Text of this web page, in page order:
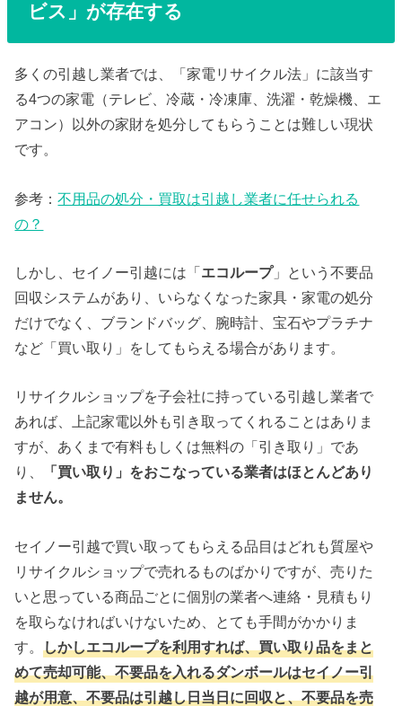
ビス」が存在する
多くの引越し業者では、「家電リサイクル法」に該当す
る4つの家電（テレビ、冷蔵・冷凍庫、洗濯・乾燥機、エ
アコン）以外の家財を処分してもらうことは難しい現状
です。
参考：不用品の処分・買取は引越し業者に任せられる
の？
しかし、セイノー引越には「エコループ」という不要品
回収システムがあり、いらなくなった家具・家電の処分
だけでなく、ブランドバッグ、腕時計、宝石やプラチナ
など「買い取り」をしてもらえる場合があります。
リサイクルショップを子会社に持っている引越し業者で
あれば、上記家電以外も引き取ってくれることはありま
すが、あくまで有料もしくは無料の「引き取り」であ
り、
「買い取り」をおこなっている業者はほとんどあり
ません。
セイノー引越で買い取ってもらえる品目はどれも質屋や
リサイクルショップで売れるものばかりですが、売りた
いと思っている商品ごとに個別の業者へ連絡・見積もり
を取らなければいけないため、とても手間がかかりま
す。しかしエコループを利用すれば、買い取り品をまと
めて売却可能、不要品を入れるダンボールはセイノー引
越が用意、不要品は引越し日当日に回収と、不要品を売